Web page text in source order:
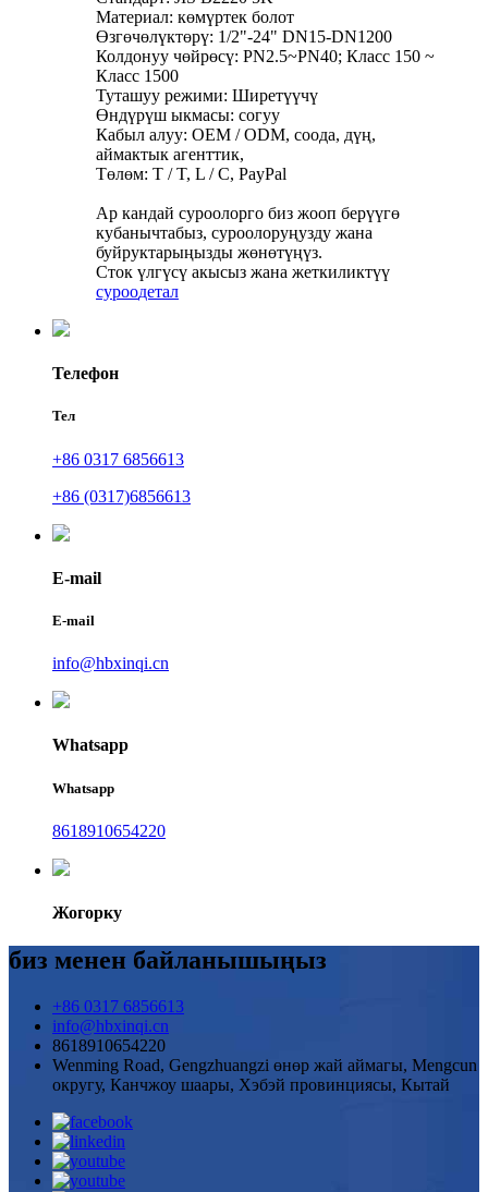
Материал: көмүртек болот
Өзгөчөлүктөрү: 1/2"-24" DN15-DN1200
Колдонуу чөйрөсү: PN2.5~PN40; Класс 150 ~
Класс 1500
Туташуу режими: Ширетүүчү
Өндүрүш ыкмасы: согуу
Кабыл алуу: OEM / ODM, соода, дүң,
аймактык агенттик,
Төлөм: T / T, L / C, PayPal
Ар кандай суроолорго биз жооп берүүгө
кубанычтабыз, суроолоруңузду жана
буйруктарыңызды жөнөтүңүз.
Сток үлгүсү акысыз жана жеткиликтүү
суроодетал
Телефон
Тел
+86 0317 6856613
+86 (0317)6856613
E-mail
E-mail
info@hbxinqi.cn
Whatsapp
Whatsapp
8618910654220
Жогорку
биз менен байланышыңыз
+86 0317 6856613
info@hbxinqi.cn
8618910654220
Wenming Road, Gengzhuangzi өнөр жай аймагы, Mengcun
округу, Канчжоу шаары, Хэбэй провинциясы, Кытай